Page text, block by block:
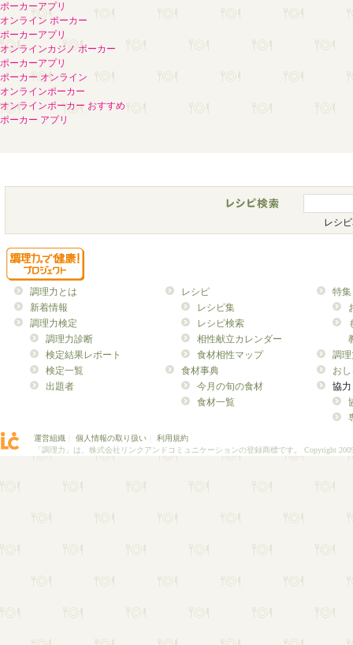
ポーカーアプリ
オンライン ポーカー
ポーカーアプリ
オンラインカジノ ポーカー
ポーカーアプリ
ポーカー オンライン
オンラインポーカー
オンラインポーカー おすすめ
ポーカー アプリ
レシ
調理力とは
新着情報
調理力検定
調理力診断
検定結果レポート
検定一覧
出題者
レシピ
レシピ集
レシピ検索
相性献立カレンダー
食材相性マップ
食材事典
今月の旬の食材
食材一覧
特集
調
お
協力
運営組織 個人情報の取り扱い
利用規約
「調理力」は、株式会社リンクアンドコミュニケーションの登録商標です。 Copyright